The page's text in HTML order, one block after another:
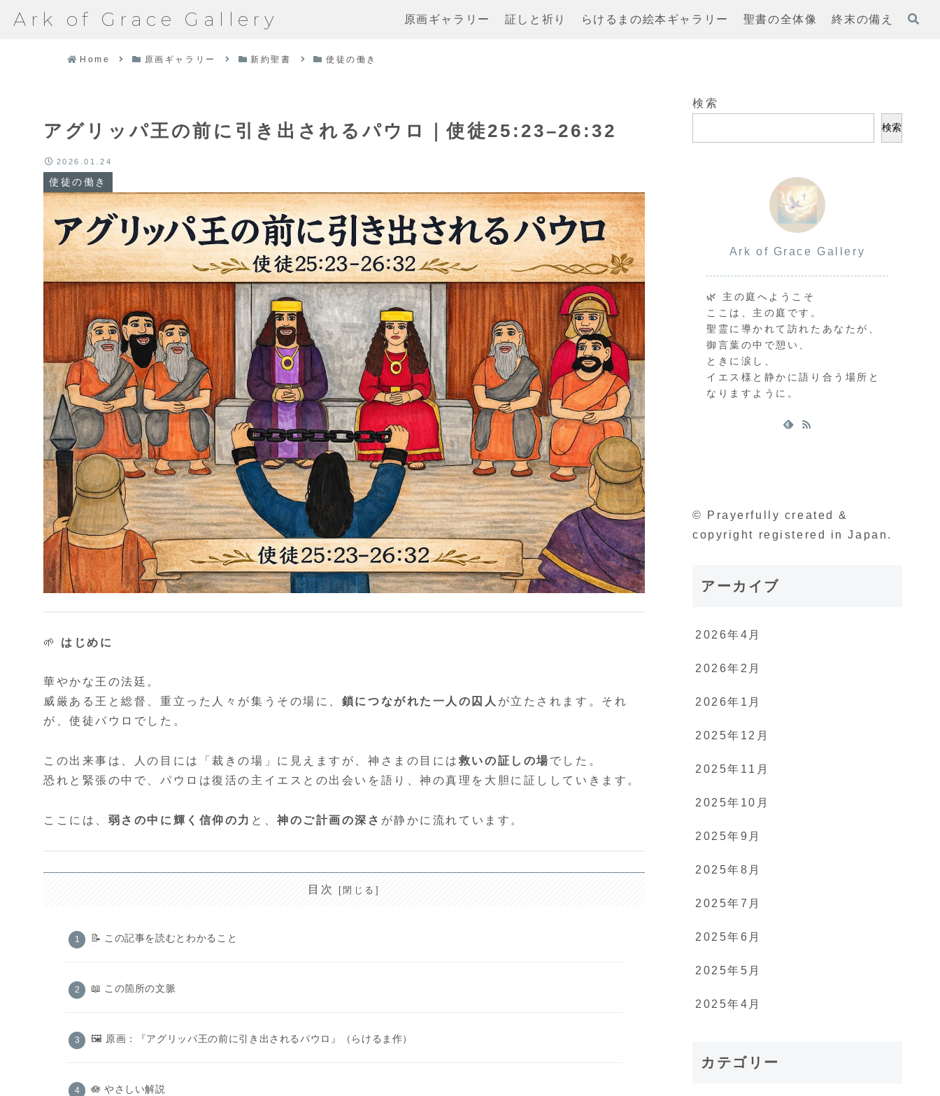
Ark of Grace Gallery 原画ギャラリー 証しと祈り らけるまの絵本ギャラリー 聖書の全体像 終末の備え
Home 原画ギャラリー 新約聖書 使徒の働き
アグリッパ王の前に引き出されるパウロ｜使徒25:23–26:32
使徒の働き
2026.01.24
🌱 はじめに
華やかな王の法廷。
威厳ある王と総督、重立った人々が集うその場に、 鎖につながれた一人の囚人 が立たされます。それ
が、使徒パウロでした。
この出来事は、人の目には「裁きの場」に見えますが、神さまの目には救いの証しの場でした。
恐れと緊張の中で、パウロは復活の主イエスとの出会いを語り、神の真理を大胆に証ししていきます。
ここには、 弱さの中に輝く信仰の力 と、神のご計画の深さ が静かに流れています。
目次
📝 この記事を読むとわかること
📖 この箇所の文脈
🖼️ 原画：『アグリッパ王の前に引き出されるパウロ』（らけるま作）
🪷 やさしい解説
検索
検索
Ark of Grace Gallery
🌿 主の庭へようこそ
ここは、主の庭です。
聖霊に導かれて訪れたあなたが、
御言葉の中で憩い、
ときに涙し、
イエス様と静かに語り合う場所と
なりますように。
© Prayerfully created &
copyright registered in Japan.
アーカイブ
2026年4月
2026年2月
2026年1月
2025年12月
2025年11月
2025年10月
2025年9月
2025年8月
2025年7月
2025年6月
2025年5月
2025年4月
カテゴリー